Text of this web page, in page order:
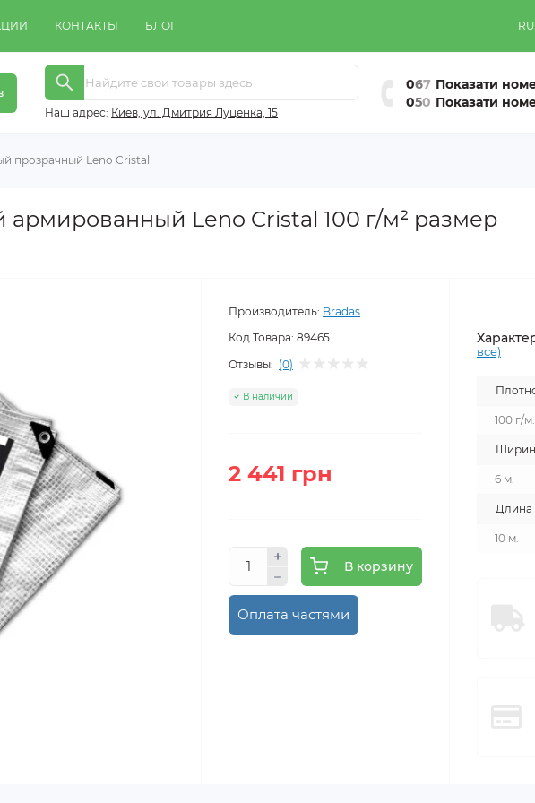
КОНТАКТЫ БЛОГ RU
Наш адрес: Киeв, ул. Дмитрия Луценка, 15
067 Показати
050 Показати
прозрачный Leno Cristal
армированный Leno Cristal 100 г/м² размер
Производитель: Bradas
Код Товара: 89465
Отзывы: (0)
В наличии
2 441 грн
В корзину
Оплата частями
все)
100 г/
6 м.
Длина
10 м.